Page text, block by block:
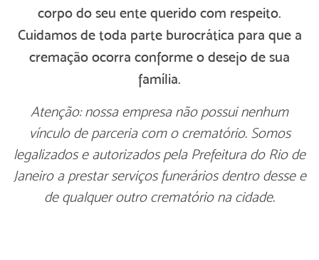
corpo do seu ente querido com respeito.
Cuidamos de toda parte burocrática para que a
cremação ocorra conforme o desejo de sua
família.
Atenção: nossa empresa não possui nenhum
vínculo de parceria com o crematório. Somos
legalizados e autorizados pela Prefeitura do Rio de
Janeiro a prestar serviços funerários dentro desse e
de qualquer outro crematório na cidade.